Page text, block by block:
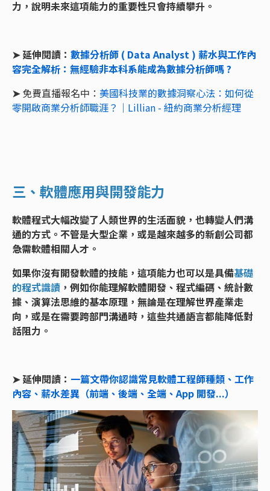
力，說明未來這項能力的重要性只會持續攀升。
➤ 延伸閱讀： 數據分析師 ( Data Analyst ) 薪水與工作內
容完全解析：無經驗非本科系能成為數據分析師嗎 ?
➤免費直播報名中： 美國科技業的數據洞察心法：如何從
零開啟商業分析師職涯？｜Lillian - 紐約商業分析經理
三、軟體應用與開發能力
軟體程式大幅改變了人類世界的生活面貌，也轉變人們溝
通的方式。不管是大型企業，或是越來越多的新創公司都
急需軟體相關人才。
如果你沒有開發軟體的技能，這項能力也可以是具備基礎
的程式識讀 ，例如你能理解軟體開發、程式編碼、統計數
據、演算法思維的基本原理，無論是在理解世界產業走
向，或是在需要跨部門溝通時，這些共通語言都能降低對
話阻力。
➤ 延伸閱讀： 一篇文帶你認識常見軟體工程師種類、工作
內容、薪水差異（前端、後端、全端、App 開發...）